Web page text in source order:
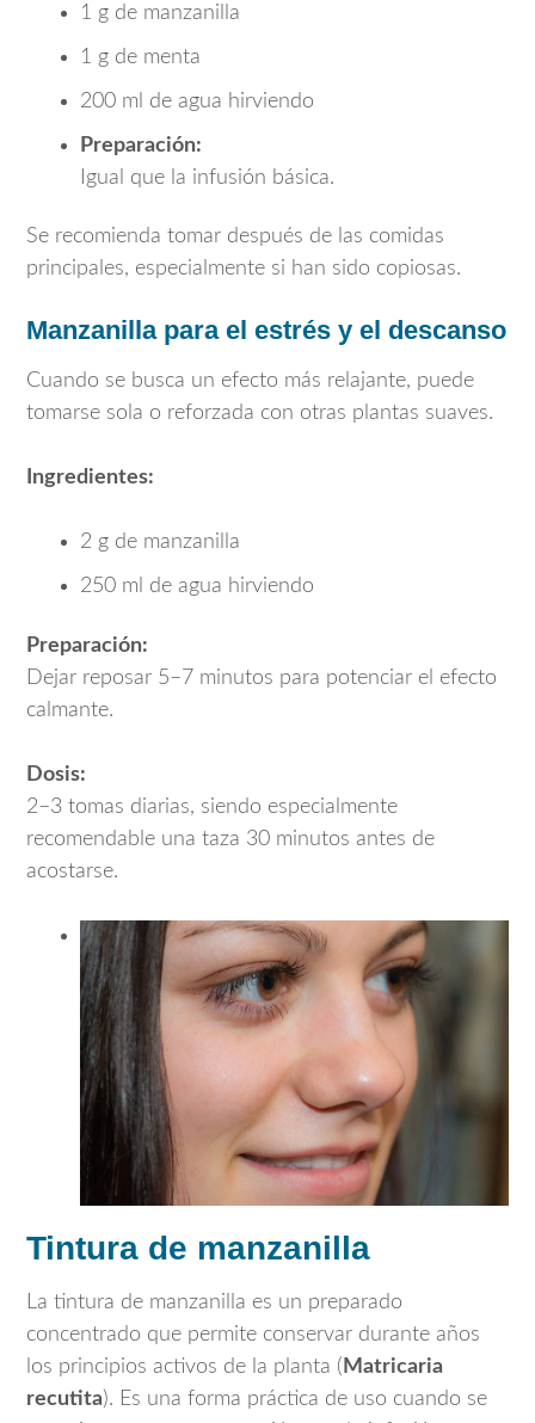
1 g de manzanilla
1 g de menta
200 ml de agua hirviendo
Preparación:
Igual que la infusión básica.
Se recomienda tomar después de las comidas
principales, especialmente si han sido copiosas.
Manzanilla para el estrés y el descanso
Cuando se busca un efecto más relajante, puede
tomarse sola o reforzada con otras plantas suaves.
Ingredientes:
2 g de manzanilla
250 ml de agua hirviendo
Preparación:
Dejar reposar 5–7 minutos para potenciar el efecto
calmante.
Dosis:
2–3 tomas diarias, siendo especialmente
recomendable una taza 30 minutos antes de
acostarse.
Tintura de manzanilla
La tintura de manzanilla es un preparado
concentrado que permite conservar durante años
los principios activos de la planta ( Matricaria
recutita). Es una forma práctica de uso cuando se